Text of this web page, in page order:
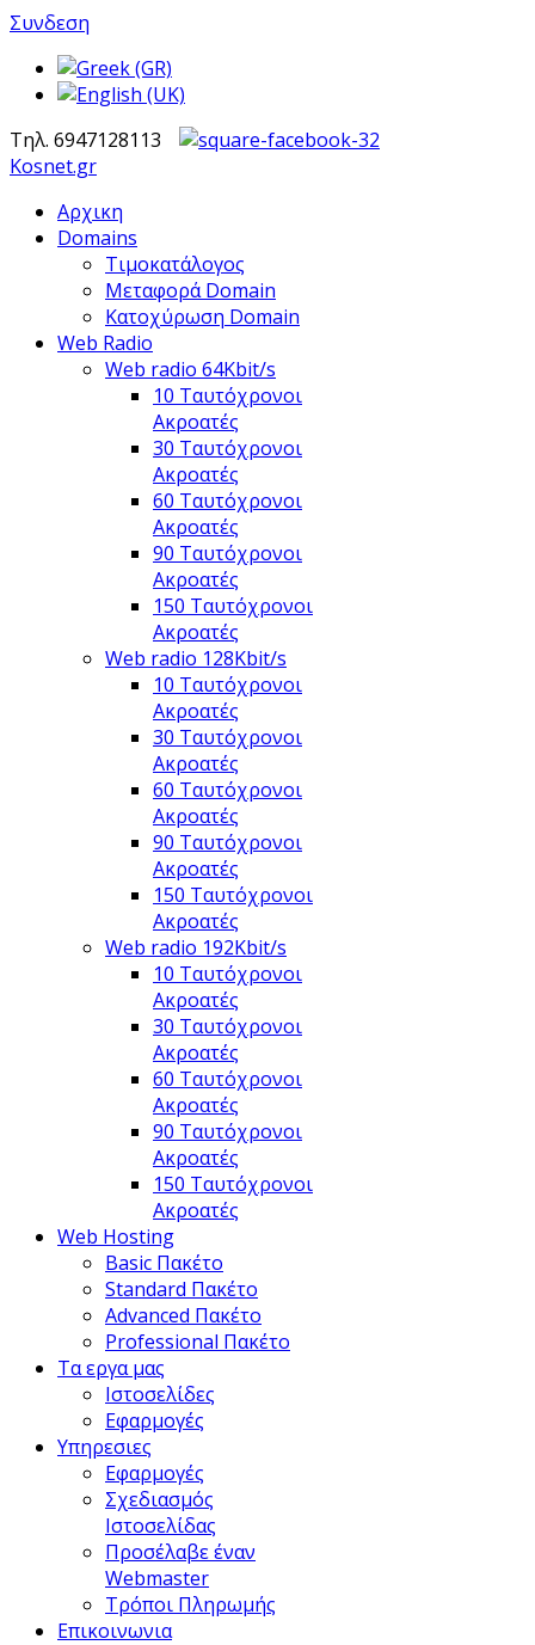
Συνδεση
Τηλ. 6947128113
Kosnet.gr
Αρχικη
Domains
Τιμοκατάλογος
Μεταφορά Domain
Κατοχύρωση Domain
Web Radio
Web radio 64Kbit/s
10 Ταυτόχρονοι
Ακροατές
30 Ταυτόχρονοι
Ακροατές
60 Ταυτόχρονοι
Ακροατές
90 Ταυτόχρονοι
Ακροατές
150 Ταυτόχρονοι
Ακροατές
Web radio 128Kbit/s
10 Ταυτόχρονοι
Ακροατές
30 Ταυτόχρονοι
Ακροατές
60 Ταυτόχρονοι
Ακροατές
90 Ταυτόχρονοι
Ακροατές
150 Ταυτόχρονοι
Ακροατές
Web radio 192Kbit/s
10 Ταυτόχρονοι
Ακροατές
30 Ταυτόχρονοι
Ακροατές
60 Ταυτόχρονοι
Ακροατές
90 Ταυτόχρονοι
Ακροατές
150 Ταυτόχρονοι
Ακροατές
Web Hosting
Basic Πακέτο
Standard Πακέτο
Advanced Πακέτο
Professional Πακέτο
Τα εργα μας
Ιστοσελίδες
Εφαρμογές
Υπηρεσιες
Εφαρμογές
Σχεδιασμός
Ιστοσελίδας
Προσέλαβε έναν
Webmaster
Τρόποι Πληρωμής
Επικοινωνια